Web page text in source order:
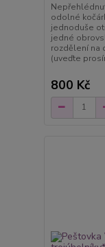
odolné
jednoduše
jedné
rozdělení na
(uveďte
800 Kč